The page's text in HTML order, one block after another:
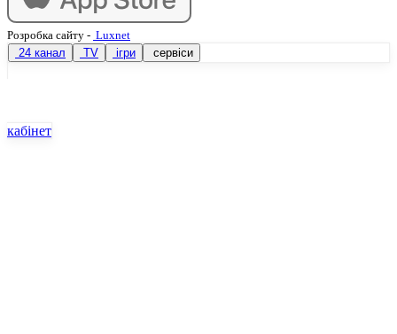
Розробка сайту - Luxnet
24 канал
TV ігри сервіси
кабінет